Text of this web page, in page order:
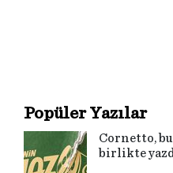
Popüler Yazılar
Cornetto,
birlikte